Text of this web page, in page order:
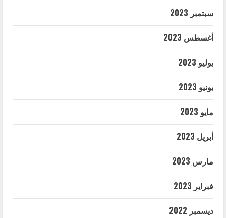
سبتمبر 2023
أغسطس 2023
يوليو 2023
يونيو 2023
مايو 2023
أبريل 2023
مارس 2023
فبراير 2023
ديسمبر 2022